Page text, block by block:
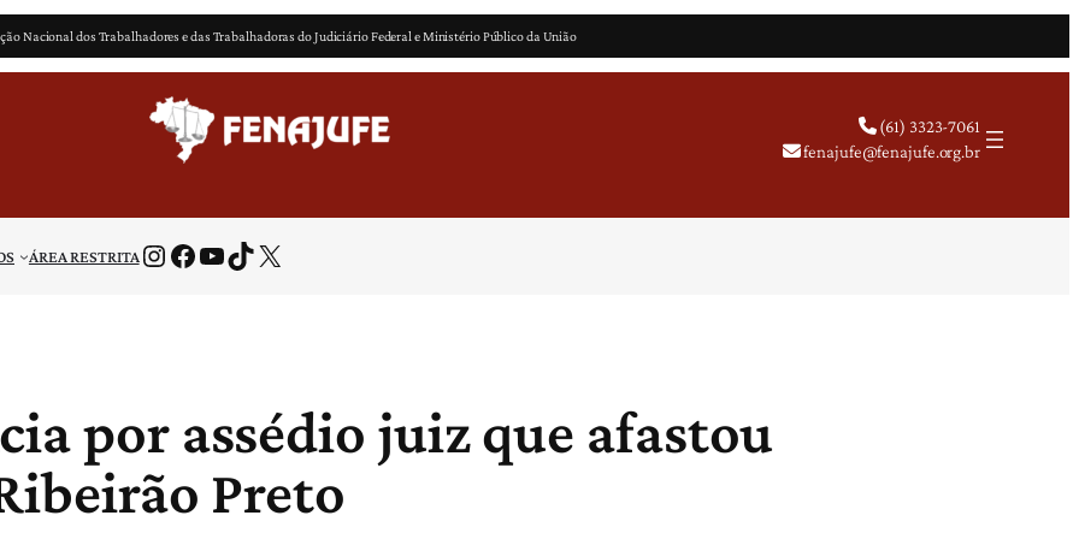
Nacional dos Trabalhadores e das Trabalhadoras do Judiciário Federal e Ministério Público da União
(61) 3323-7061
fenajufe@fenajufe.org.br
ÁREA RESTRITAInstagram Facebook Youtube TikTok X
por assédio juiz que afastou
Preto